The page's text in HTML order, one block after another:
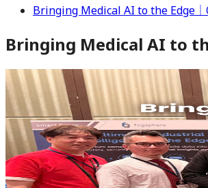
Bringing Medical AI to the Edge｜
Bringing Medical AI to